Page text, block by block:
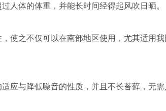
人体的体重，并能长时间经得起风吹日晒。
使之不仅可以在南部地区使用，尤其适用
应与降低噪音的性质，并且不长苔藓，无需